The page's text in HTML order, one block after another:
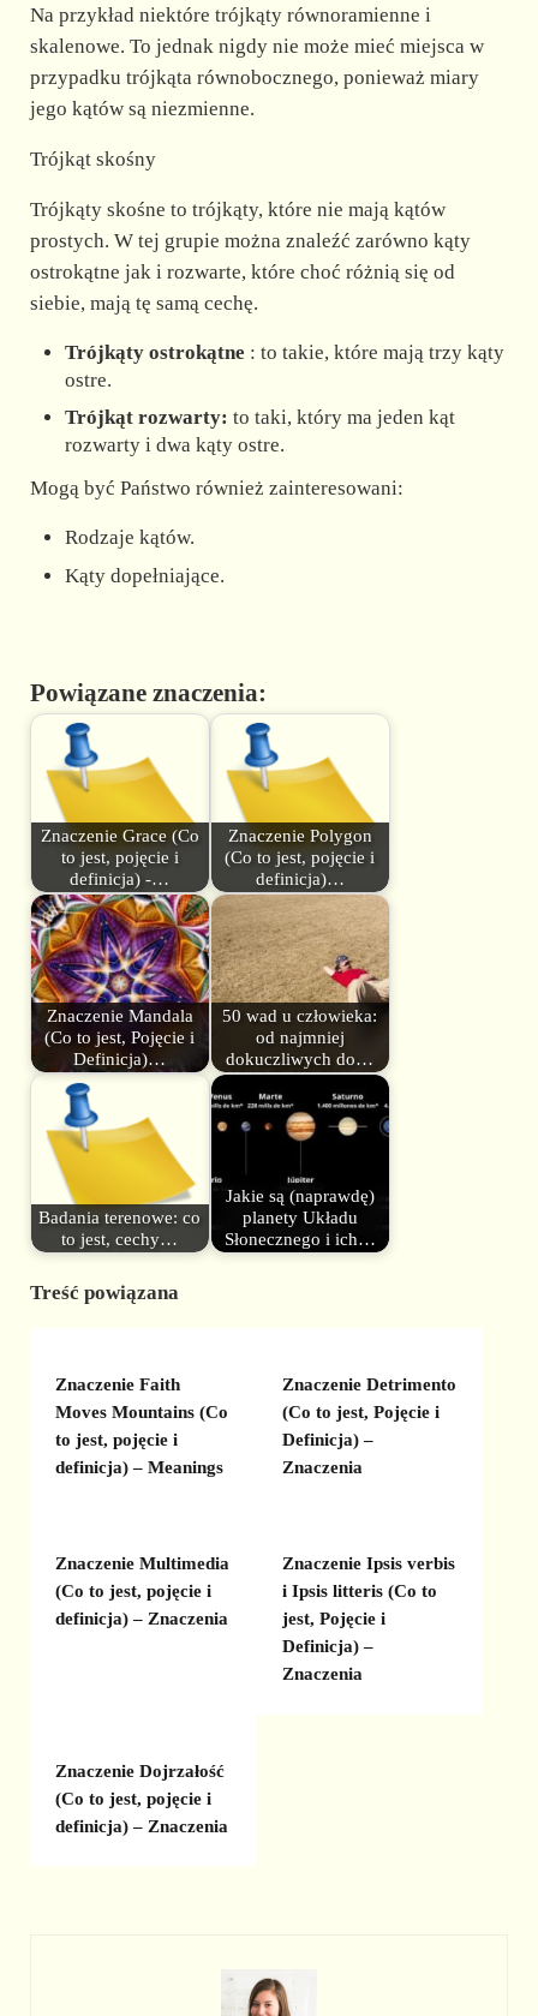
Na przykład niektóre trójkąty równoramienne i
skalenowe. To jednak nigdy nie może mieć miejsca w
przypadku trójkąta równobocznego, ponieważ miary
jego kątów są niezmienne.
Trójkąt skośny
Trójkąty skośne to trójkąty, które nie mają kątów
prostych. W tej grupie można znaleźć zarówno kąty
ostrokątne jak i rozwarte, które choć różnią się od
siebie, mają tę samą cechę.
Trójkąty ostrokątne : to takie, które mają trzy kąty
ostre.
Trójkąt rozwarty: to taki, który ma jeden kąt
rozwarty i dwa kąty ostre.
Mogą być Państwo również zainteresowani:
Rodzaje kątów.
Kąty dopełniające.
Powiązane znaczenia:
Znaczenie Grace (Co
to jest, pojęcie i
definicja) -…
Znaczenie Polygon
(Co to jest, pojęcie i
definicja)…
Znaczenie Mandala
(Co to jest, Pojęcie i
Definicja)…
50 wad u człowieka:
od najmniej
dokuczliwych do…
Badania terenowe: co
to jest, cechy…
Jakie są (naprawdę)
planety Układu
Słonecznego i ich…
Treść powiązana
Znaczenie Faith
Moves Mountains (Co
to jest, pojęcie i
definicja) – Meanings
Znaczenie Detrimento
(Co to jest, Pojęcie i
Definicja) –
Znaczenia
Znaczenie Multimedia
(Co to jest, pojęcie i
definicja) – Znaczenia
Znaczenie Ipsis verbis
i Ipsis litteris (Co to
jest, Pojęcie i
Definicja) –
Znaczenia
Znaczenie Dojrzałość
(Co to jest, pojęcie i
definicja) – Znaczenia